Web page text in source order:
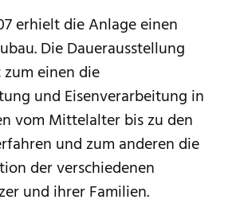
erhielt die Anlage einen
Die Dauerausstellung
einen die
und Eisenverarbeitung in
vom Mittelalter bis zu den
und zum anderen die
der verschiedenen
und ihrer Familien.